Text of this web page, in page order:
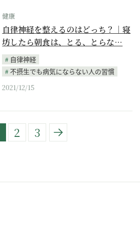
健康
自律神経を整えるのはどっち？｜寝
坊したら朝食は、とる、とらな…
自律神経
不摂生でも病気にならない人の習慣
2021/12/15
2 3